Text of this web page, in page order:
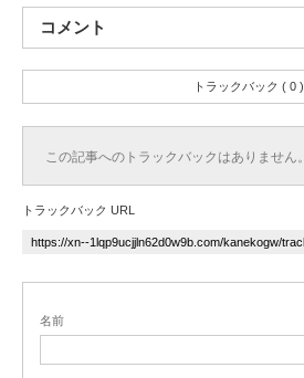
コメント
トラックバック ( 0 )
この記事へのトラックバックはありません。
トラックバック URL
名前